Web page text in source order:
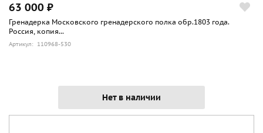
63 000 ₽
Гренадерка Московского гренадерского полка обр.1803 года.
Россия, копия...
Артикул: 110968-530
Нет в наличии